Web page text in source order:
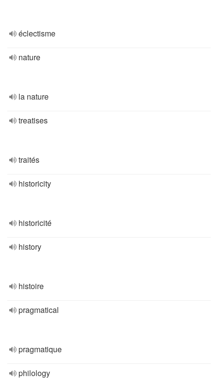
éclectisme
nature
la nature
treatises
traités
historicity
historicité
history
histoire
pragmatical
pragmatique
philology